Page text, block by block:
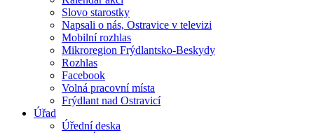
Slovo starostky
Napsali o nás, Ostravice v televizi
Mobilní rozhlas
Mikroregion Frýdlantsko-Beskydy
Rozhlas
Facebook
Volná pracovní místa
Frýdlant nad Ostravicí
Úřad
Úřední deska